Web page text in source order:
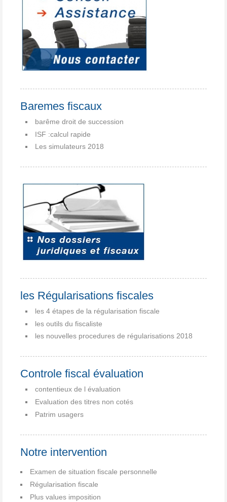
Baremes fiscaux
barême droit de succession
ISF :calcul rapide
Les simulateurs 2018
les Régularisations fiscales
les 4 étapes de la régularisation fiscale
les outils du fiscaliste
les nouvelles procedures de régularisations 2018
Controle fiscal évaluation
contentieux de l évaluation
Evaluation des titres non cotés
Patrim usagers
Notre intervention
Examen de situation fiscale personnelle
Régularisation fiscale
Plus values imposition